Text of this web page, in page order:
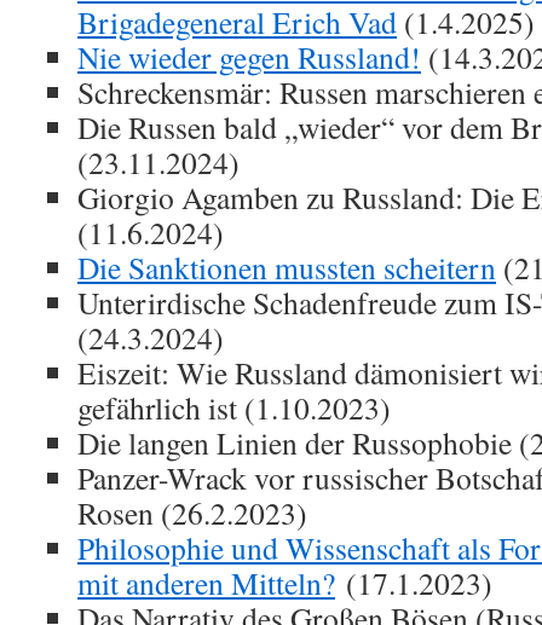
Brigadegeneral Erich Vad (1.4.2025)
Nie wieder gegen Russland!
Schreckensmär: Russen
Die Russen bald „wieder“ vor dem
(23.11.2024)
Giorgio Agamben zu Russland: Die
(11.6.2024)
Die Sanktionen mussten scheitern
Unterirdische Schadenfreude zum
(24.3.2024)
Eiszeit: Wie Russland dämonisiert
gefährlich ist (1.10.2023)
Die langen Linien der Russophobie
Panzer-Wrack vor russischer
Rosen (26.2.2023)
Philosophie und Wissenschaft als
mit anderen Mitteln? (17.1.2023)